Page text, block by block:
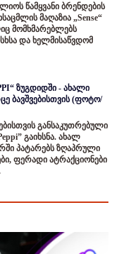
წამყვანი ბრენდების
მაღაზია „Sense“
მომხმარებლებს
და ხელმისაწვდომ
ზუგდიდში - ახალი
ბავშვებისთვის (ფოტო/
განსაკუთრებული
გაიხსნა. ახალ
პატარებს ზღაპრული
ფერადი ატრაქციონები